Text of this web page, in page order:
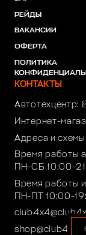
РЕЙДЫ
ВАКАНСИИ
ОФЕРТА
ПОЛИТИКА
КОНТАКТЫ
Автотехцентр:
Интернет-
Адреса и
Время работы
ПН-СБ 10:00-
Время работы
ПН-ПТ 10:00-